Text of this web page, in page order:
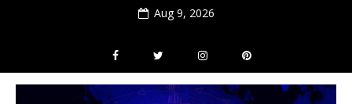
Aug 9, 2026